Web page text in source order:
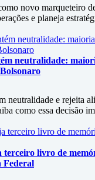
novo marqueteiro
e planeja
neutralidade:
neutralidade e rejeita
como essa decisão
terceiro livro de
Federal